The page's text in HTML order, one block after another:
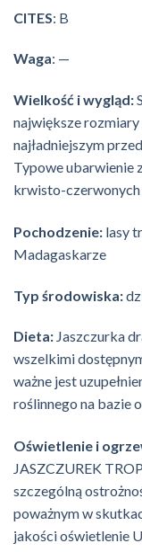
CITES: B
Waga: —
Wielkość i wygląd:
największe rozmiary
najładniejszym
Typowe ubarwienie
krwisto-czerwonych
Pochodzenie: lasy
Madagaskarze
Typ środowiska:
Dieta: Jaszczurka
wszelkimi
ważne jest
roślinnego na bazie
Oświetlenie i
JASZCZUREK
szczególną
poważnym w
jakości oświetlenie